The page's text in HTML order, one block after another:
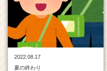
2022.08.17
夏の終わり